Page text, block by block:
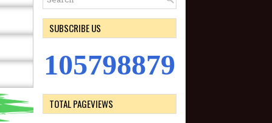
SUBSCRIBE US
105798879
TOTAL PAGEVIEWS